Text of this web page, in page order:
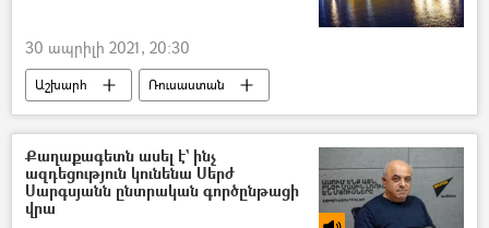
30 ապրիլի 2021, 20:30
Աշխարհ
Ռուսաստան
սպառազինություն
նավատորմ
Սուզանավ
Քաղաքագետն ասել է` ինչ
ազդեցություն կունենա Սերժ
Սարգսյանն ընտրական գործընթացի
վրա